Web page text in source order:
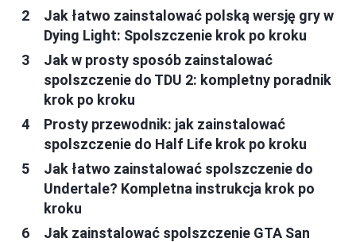
Jak łatwo zainstalować polską wersję gry w
Dying Light: Spolszczenie krok po kroku
Jak w prosty sposób zainstalować
spolszczenie do TDU 2: kompletny poradnik
krok po kroku
Prosty przewodnik: jak zainstalować
spolszczenie do Half Life krok po kroku
Jak łatwo zainstalować spolszczenie do
Undertale? Kompletna instrukcja krok po
kroku
Jak zainstalować spolszczenie GTA San